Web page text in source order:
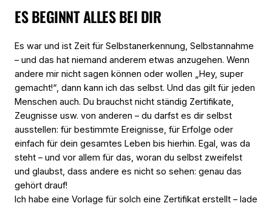
ES BEGINNT ALLES BEI DIR
Es war und ist Zeit für Selbstanerkennung, Selbstannahme
– und das hat niemand anderem etwas anzugehen. Wenn
andere mir nicht sagen können oder wollen „Hey, super
gemacht!“, dann kann ich das selbst. Und das gilt für jeden
Menschen auch. Du brauchst nicht ständig Zertifikate,
Zeugnisse usw. von anderen – du darfst es dir selbst
ausstellen: für bestimmte Ereignisse, für Erfolge oder
einfach für dein gesamtes Leben bis hierhin. Egal, was da
steht – und vor allem für das, woran du selbst zweifelst
und glaubst, dass andere es nicht so sehen: genau das
gehört drauf!
Ich habe eine Vorlage für solch eine Zertifikat erstellt – lade